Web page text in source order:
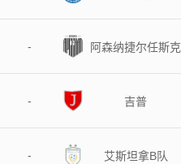
- 阿森纳捷尔任斯克
- 吉普
- 艾斯坦拿B队